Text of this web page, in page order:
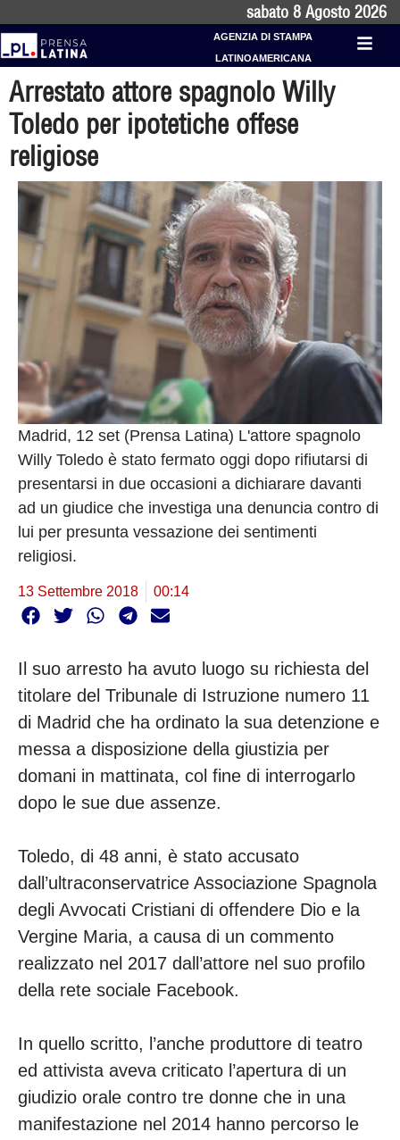
sabato 8 Agosto 2026
AGENZIA DI STAMPA
LATINOAMERICANA
Arrestato attore spagnolo Willy
Toledo per ipotetiche offese
religiose
Madrid, 12 set (Prensa Latina) L'attore spagnolo
Willy Toledo è stato fermato oggi dopo rifiutarsi di
presentarsi in due occasioni a dichiarare davanti
ad un giudice che investiga una denuncia contro di
lui per presunta vessazione dei sentimenti
religiosi.
13 Settembre 2018 00:14
Il suo arresto ha avuto luogo su richiesta del
titolare del Tribunale di Istruzione numero 11
di Madrid che ha ordinato la sua detenzione e
messa a disposizione della giustizia per
domani in mattinata, col fine di interrogarlo
dopo le sue due assenze.
Toledo, di 48 anni, è stato accusato
dall’ultraconservatrice Associazione Spagnola
degli Avvocati Cristiani di offendere Dio e la
Vergine Maria, a causa di un commento
realizzato nel 2017 dall’attore nel suo profilo
della rete sociale Facebook.
In quello scritto, l’anche produttore di teatro
ed attivista aveva criticato l’apertura di un
giudizio orale contro tre donne che in una
manifestazione nel 2014 hanno percorso le